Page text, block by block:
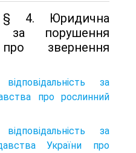
4. Юридична
за порушення
звернення
за
про рослинний
за
України про